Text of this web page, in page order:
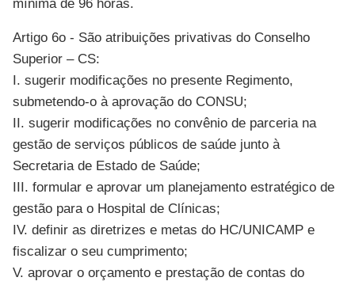
mínima de 96 horas.
Artigo 6o - São atribuições privativas do Conselho
Superior – CS:
I. sugerir modificações no presente Regimento,
submetendo-o à aprovação do CONSU;
II. sugerir modificações no convênio de parceria na
gestão de serviços públicos de saúde junto à
Secretaria de Estado de Saúde;
III. formular e aprovar um planejamento estratégico de
gestão para o Hospital de Clínicas;
IV. definir as diretrizes e metas do HC/UNICAMP e
fiscalizar o seu cumprimento;
V. aprovar o orçamento e prestação de contas do